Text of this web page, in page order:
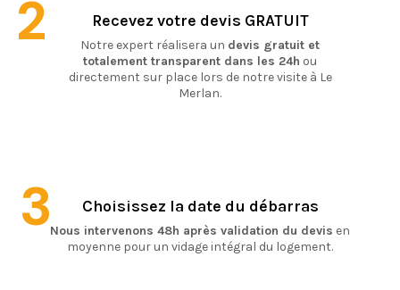
Recevez votre devis GRATUIT
Notre expert réalisera un devis gratuit et
totalement transparent dans les 24h ou
directement sur place lors de notre visite à Le
Merlan.
2
Choisissez la date du débarras
Nous intervenons 48h après validation du devis en
moyenne pour un vidage intégral du logement.
3